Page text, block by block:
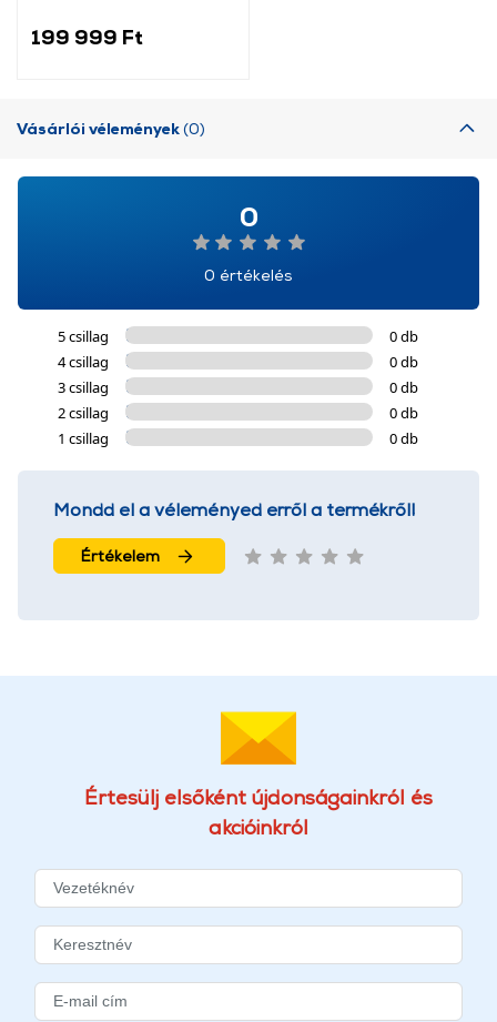
199 999 Ft
Vásárlói vélemények(0)
0
0 értékelés
5 csillag
0 db
4 csillag
0 db
3 csillag
0 db
2 csillag
0 db
1 csillag
0 db
Mondd el a véleményed erről a termékről!
Értékelem
Értesülj elsőként újdonságainkról és
akcióinkról